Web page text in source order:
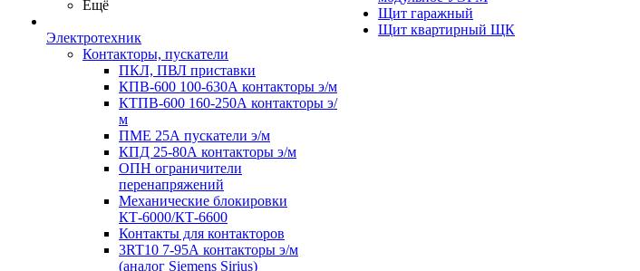
Ещё
Электротехник
Контакторы, пускатели
ПКЛ, ПВЛ приставки
КПВ-600 100-630А контакторы э/м
КТПВ-600 160-250А контакторы э/
м
ПМЕ 25А пускатели э/м
КПД 25-80А контакторы э/м
ОПН ограничители
перенапряжений
Механические блокировки
КТ-6000/КТ-6600
Контакты для контакторов
3RT10 7-95А контакторы э/м
(аналог Siemens Sirius)
Щит гаражный
Щит квартирный ЩК